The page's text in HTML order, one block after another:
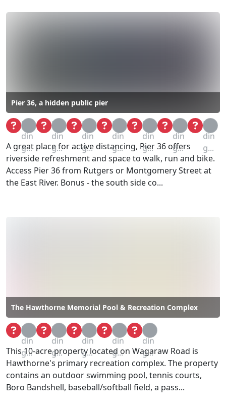
Pier 36, a hidden public pier
Loa
din
g...
Loa
din
g...
Loa
din
g...
Loa
din
g...
Loa
din
g...
Loa
din
g...
Loa
din
g...
A great place for active distancing, Pier 36 offers
riverside refreshment and space to walk, run and bike.
Access Pier 36 from Rutgers or Montgomery Street at
the East River. Bonus - the south side co...
The Hawthorne Memorial Pool & Recreation Complex
Loa
din
g...
Loa
din
g...
Loa
din
g...
Loa
din
g...
Loa
din
g...
This 10-acre property located on Wagaraw Road is
Hawthorne's primary recreation complex. The property
contains an outdoor swimming pool, tennis courts,
Boro Bandshell, baseball/softball field, a pass...